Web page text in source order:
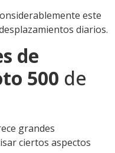
este
diarios.
de
500 de
grandes
ciertos aspectos